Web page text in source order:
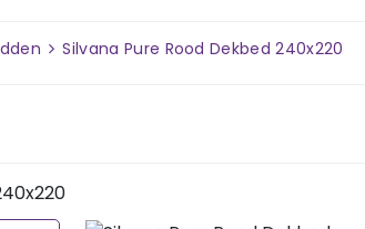
Silvana Pure Rood Dekbed 240x220